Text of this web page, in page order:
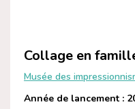
Collage en
Musée des
Année de lancement :